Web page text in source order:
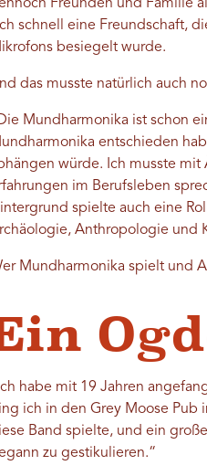
Freunden und Familie
schnell eine Freundschaft,
besiegelt wurde.
das musste natürlich auch
Mundharmonika ist schon
entschieden
würde. Ich musste
im Berufsleben
spielte auch eine
Anthropologie und
Mundharmonika spielt und
habe mit 19 Jahren
ich in den Grey Moose Pub
Band spielte, und ein
zu gestikulieren.“